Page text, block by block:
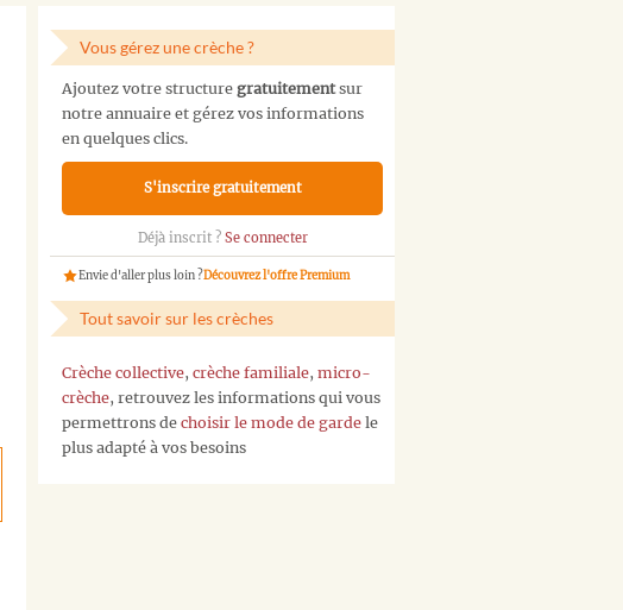
Vous gérez une crèche ?
Ajoutez votre structure gratuitementsur
notre annuaire et gérez vos informations
en quelques clics.
S'inscrire gratuitement
Déjà inscrit ? Se connecter
Envie d'aller plus loin ?Découvrez l'offre Premium
Tout savoir sur les crèches
Crèche collective, crèche familiale, micro-
crèche, retrouvez les informations qui vous
permettrons de choisir le mode de garde le
plus adapté à vos besoins